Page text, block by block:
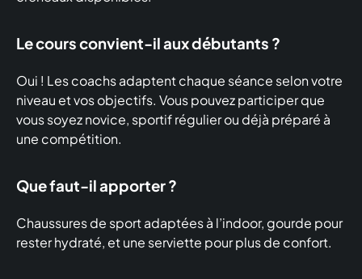
Le cours convient-il aux débutants ?
Oui ! Les coachs adaptent chaque séance selon votre
niveau et vos objectifs. Vous pouvez participer que
vous soyez novice, sportif régulier ou déjà préparé à
une compétition.
Que faut-il apporter ?
Chaussures de sport adaptées à l’indoor, gourde pour
rester hydraté, et une serviette pour plus de confort.